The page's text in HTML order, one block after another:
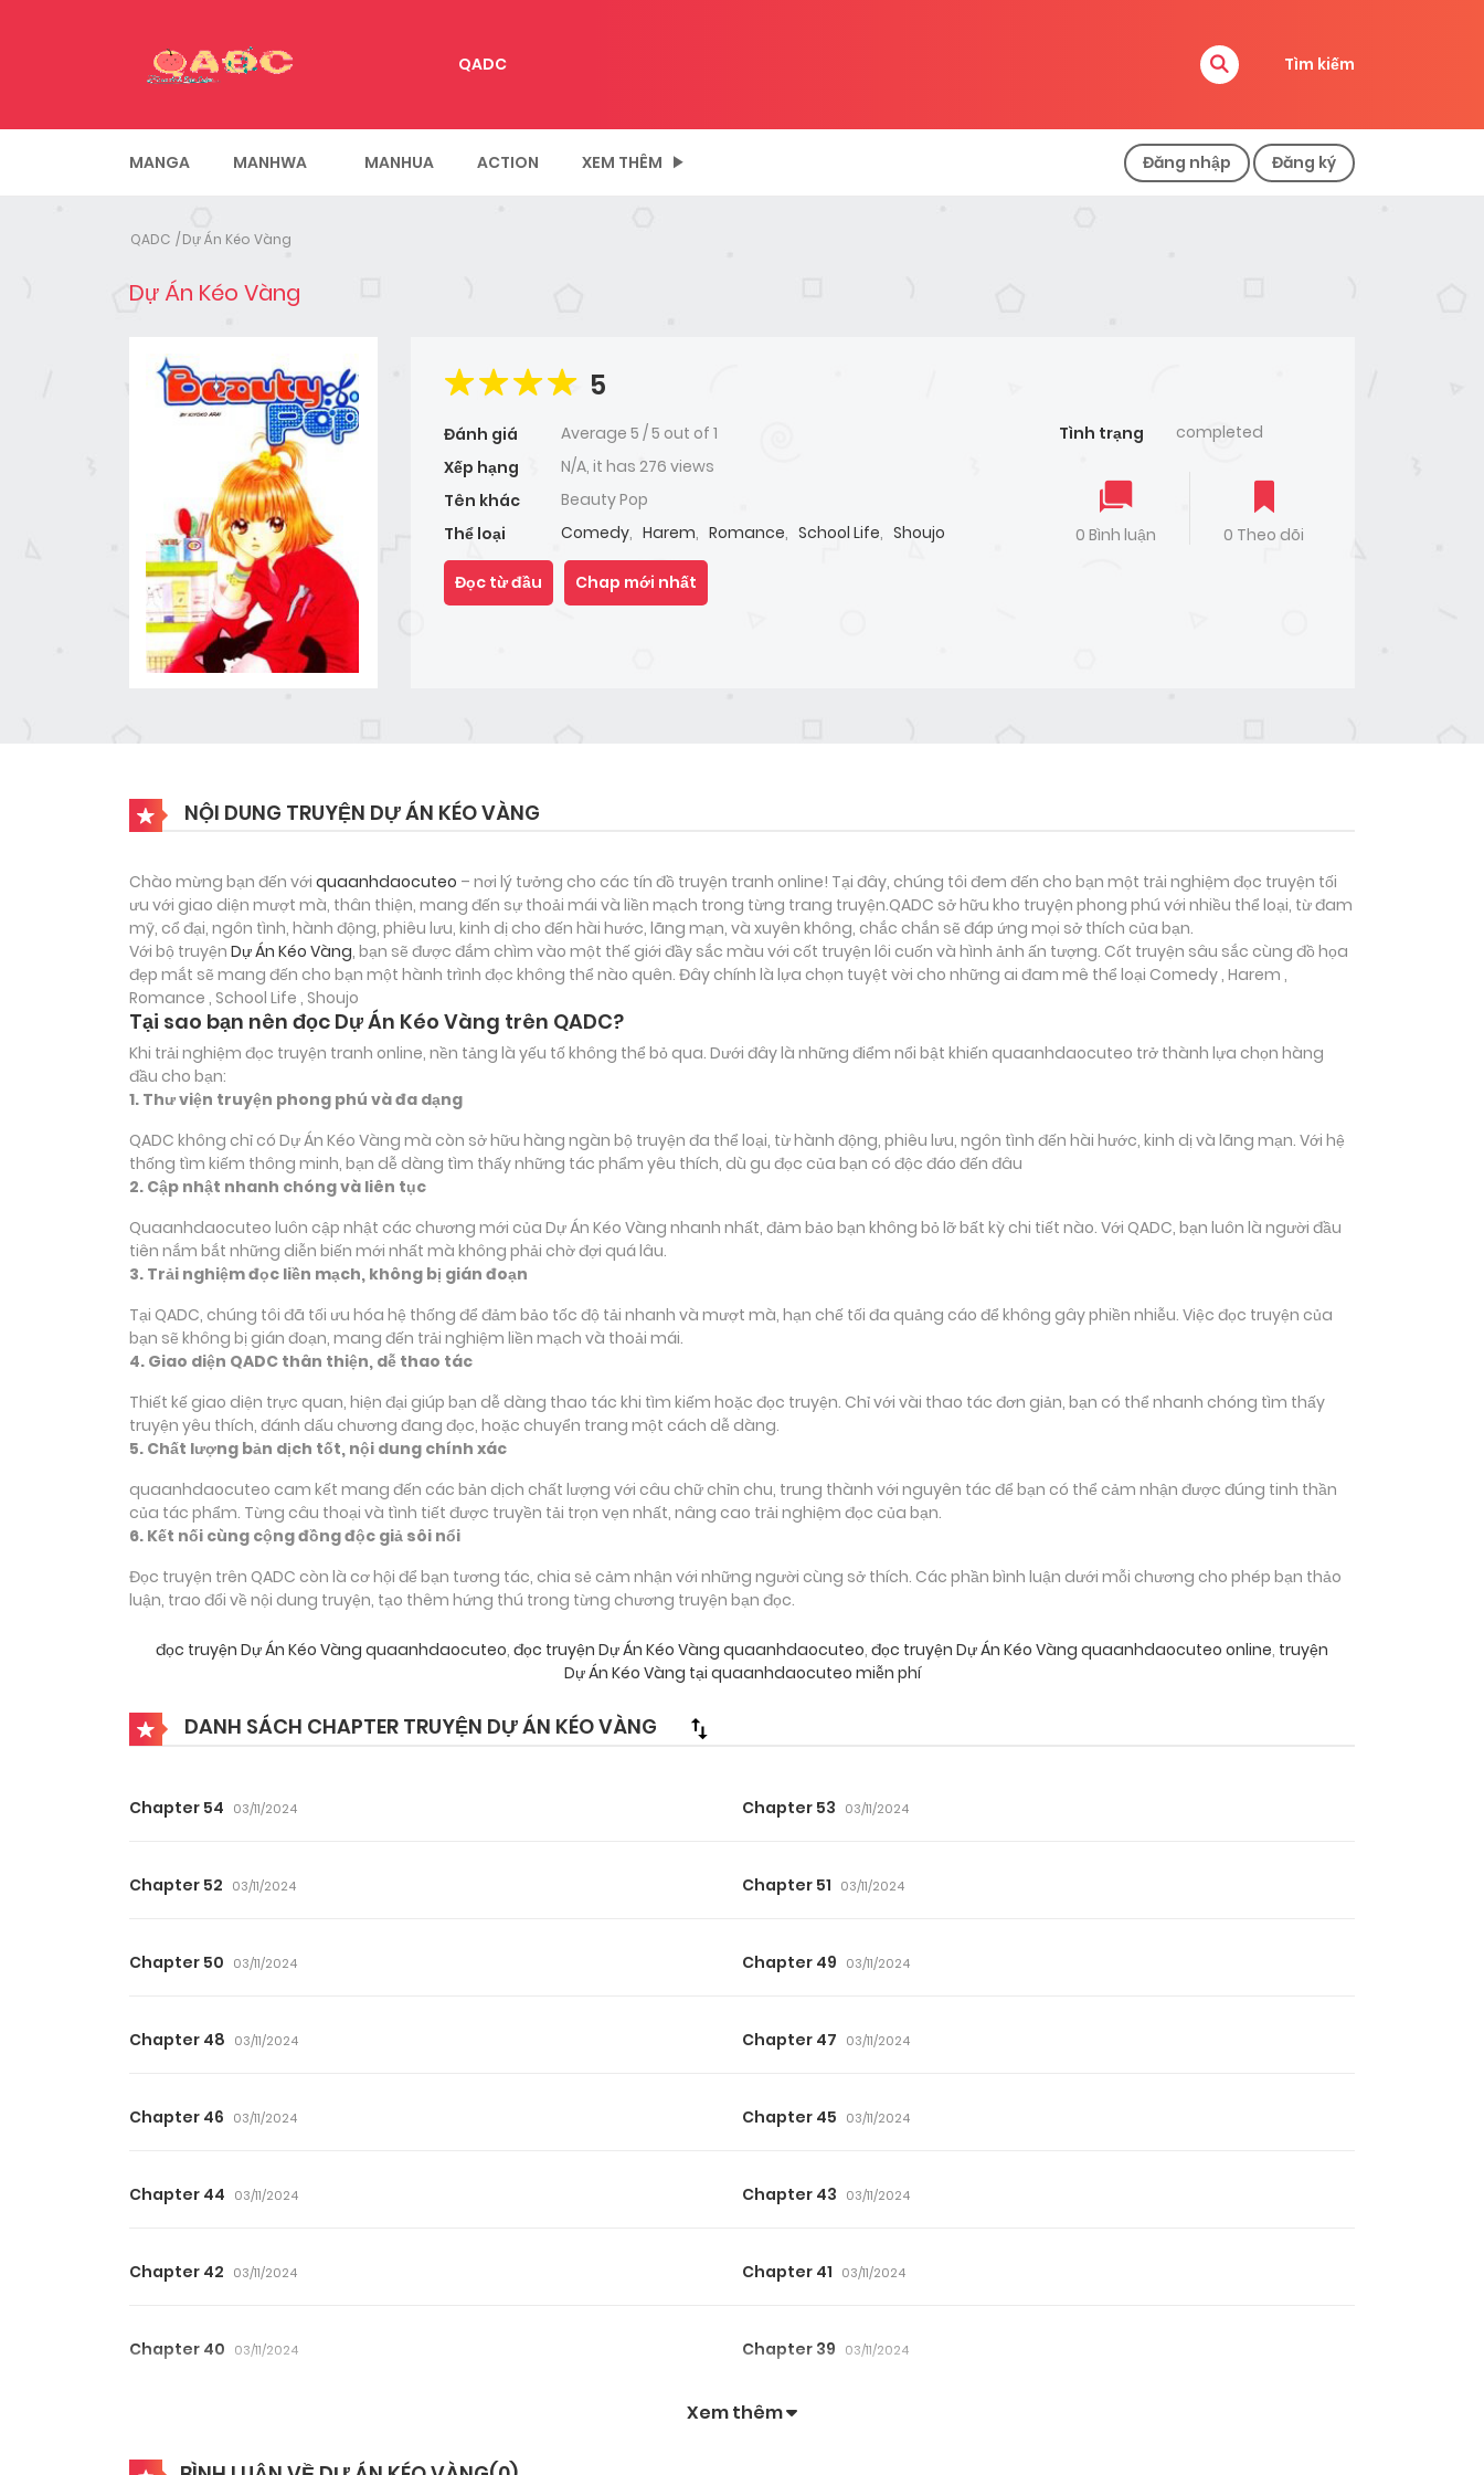
QADC Tìm kiếm
MANGA MANHWA MANHUA ACTION XEM THÊM Đăng nhập Đăng ký
QADC Dự Án Kéo Vàng
Dự Án Kéo Vàng
5
Đánh giá Average 5 /5 out of 1
Xếp hạng
N/A, it has 276 views
Tên khác
Beauty Pop
Thể loại
Comedy, Harem, Romance, School Life, Shoujo
Tình trạng completed
0 Bình luận 0 Theo dõi
Đọc từ đầu Chap mới nhất
NỘI DUNG TRUYỆN DỰ ÁN KÉO VÀNG
Chào mừng bạn đến với quaanhdaocuteo – nơi lý tưởng cho các tín đồ truyện tranh online! Tại đây, chúng tôi đem đến cho bạn một trải nghiệm đọc truyện tối
ưu với giao diện mượt mà, thân thiện, mang đến sự thoải mái và liền mạch trong từng trang truyện.QADC sở hữu kho truyện phong phú với nhiều thể loại, từ đam
mỹ, cổ đại, ngôn tình, hành động, phiêu lưu, kinh dị cho đến hài hước, lãng mạn, và xuyên không, chắc chắn sẽ đáp ứng mọi sở thích của bạn.
Với bộ truyện Dự Án Kéo Vàng, bạn sẽ được đắm chìm vào một thế giới đầy sắc màu với cốt truyện lôi cuốn và hình ảnh ấn tượng. Cốt truyện sâu sắc cùng đồ họa
đẹp mắt sẽ mang đến cho bạn một hành trình đọc không thể nào quên. Đây chính là lựa chọn tuyệt vời cho những ai đam mê thể loại Comedy , Harem ,
Romance , School Life , Shoujo
Tại sao bạn nên đọc Dự Án Kéo Vàng trên QADC?
Khi trải nghiệm đọc truyện tranh online, nền tảng là yếu tố không thể bỏ qua. Dưới đây là những điểm nổi bật khiến quaanhdaocuteo trở thành lựa chọn hàng
đầu cho bạn:
1. Thư viện truyện phong phú và đa dạng
QADC không chỉ có Dự Án Kéo Vàng mà còn sở hữu hàng ngàn bộ truyện đa thể loại, từ hành động, phiêu lưu, ngôn tình đến hài hước, kinh dị và lãng mạn. Với hệ
thống tìm kiếm thông minh, bạn dễ dàng tìm thấy những tác phẩm yêu thích, dù gu đọc của bạn có độc đáo đến đâu
2. Cập nhật nhanh chóng và liên tục
Quaanhdaocuteo luôn cập nhật các chương mới của Dự Án Kéo Vàng nhanh nhất, đảm bảo bạn không bỏ lỡ bất kỳ chi tiết nào. Với QADC, bạn luôn là người đầu
tiên nắm bắt những diễn biến mới nhất mà không phải chờ đợi quá lâu.
3. Trải nghiệm đọc liền mạch, không bị gián đoạn
Tại QADC, chúng tôi đã tối ưu hóa hệ thống để đảm bảo tốc độ tải nhanh và mượt mà, hạn chế tối đa quảng cáo để không gây phiền nhiễu. Việc đọc truyện của
bạn sẽ không bị gián đoạn, mang đến trải nghiệm liền mạch và thoải mái.
4. Giao diện QADC thân thiện, dễ thao tác
Thiết kế giao diện trực quan, hiện đại giúp bạn dễ dàng thao tác khi tìm kiếm hoặc đọc truyện. Chỉ với vài thao tác đơn giản, bạn có thể nhanh chóng tìm thấy
truyện yêu thích, đánh dấu chương đang đọc, hoặc chuyển trang một cách dễ dàng.
5. Chất lượng bản dịch tốt, nội dung chính xác
quaanhdaocuteo cam kết mang đến các bản dịch chất lượng với câu chữ chỉn chu, trung thành với nguyên tác để bạn có thể cảm nhận được đúng tinh thần
của tác phẩm. Từng câu thoại và tình tiết được truyền tải trọn vẹn nhất, nâng cao trải nghiệm đọc của bạn.
6. Kết nối cùng cộng đồng độc giả sôi nổi
Đọc truyện trên QADC còn là cơ hội để bạn tương tác, chia sẻ cảm nhận với những người cùng sở thích. Các phần bình luận dưới mỗi chương cho phép bạn thảo
luận, trao đổi về nội dung truyện, tạo thêm hứng thú trong từng chương truyện bạn đọc.
đọc truyện Dự Án Kéo Vàng quaanhdaocuteo, đọc truyện Dự Án Kéo Vàng quaanhdaocuteo, đọc truyện Dự Án Kéo Vàng quaanhdaocuteo online, truyện
Dự Án Kéo Vàng tại quaanhdaocuteo miễn phí
DANH SÁCH CHAPTER TRUYỆN DỰ ÁN KÉO VÀNG
Chapter 54 03/11/2024 Chapter 53 03/11/2024
Chapter 52 03/11/2024 Chapter 51 03/11/2024
Chapter 50 03/11/2024 Chapter 49 03/11/2024
Chapter 48 03/11/2024 Chapter 47 03/11/2024
Chapter 46 03/11/2024 Chapter 45 03/11/2024
Chapter 44 03/11/2024 Chapter 43 03/11/2024
Chapter 42 03/11/2024 Chapter 41 03/11/2024
Chapter 40 03/11/2024 Chapter 39 03/11/2024
Xem thêm